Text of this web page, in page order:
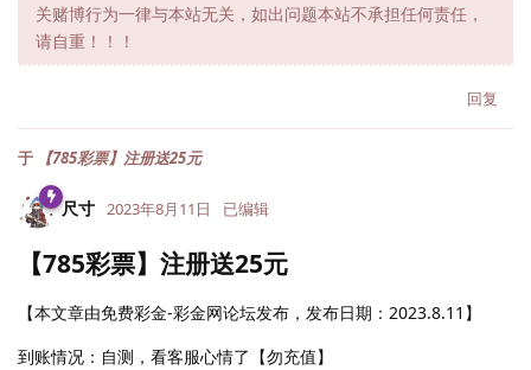
关赌博行为一律与本站无关，如出问题本站不承担任何责任，
请自重！！！
回复
于 【785彩票】注册送25元
尺寸 2023年8月11日 已编辑
【785彩票】注册送25元
【本文章由免费彩金-彩金网论坛发布，发布日期：2023.8.11】
到账情况：自测，看客服心情了【勿充值】